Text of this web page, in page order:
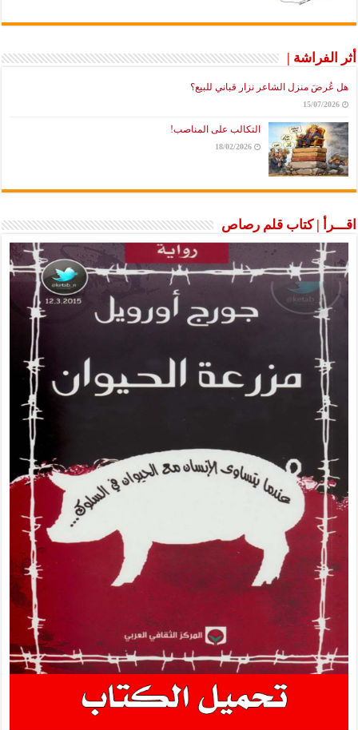
أثر الفراشة |
هل عُرضَ منزل الشاعر نزار قباني للبيع؟
15/07/2026
التكالب على المناصب!
18/02/2026
اقـــرأ | كتاب قلم رصاص